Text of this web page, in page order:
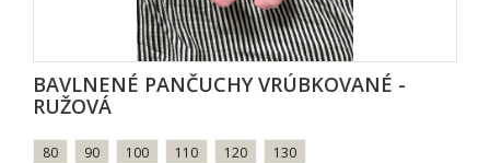
BAVLNENÉ PANČUCHY VRÚBKOVANÉ -
RUŽOVÁ
80 90 100 110 120 130